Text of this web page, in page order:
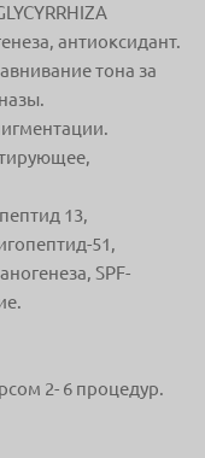
антиоксидант.
тона за
13,
51,
SPF-
2- 6 процедур.